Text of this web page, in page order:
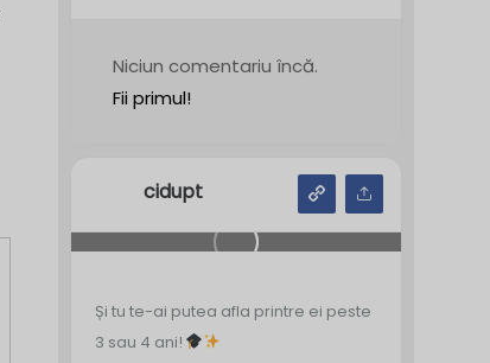
Niciun comentariu încă.
Fii primul!
cidupt
Și tu te-ai putea afla printre ei peste
3 sau 4 ani!